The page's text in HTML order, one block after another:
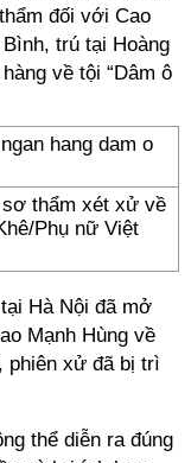
đối với Cao
trú tại Hoàng
về tội “Dâm ô
sơ thẩm xét xử về
Phụ nữ Việt
Hà Nội đã mở
Mạnh Hùng về
phiên xử đã bị trì
thể diễn ra đúng